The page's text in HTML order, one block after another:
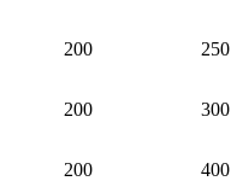
200 250
200 300
200 400